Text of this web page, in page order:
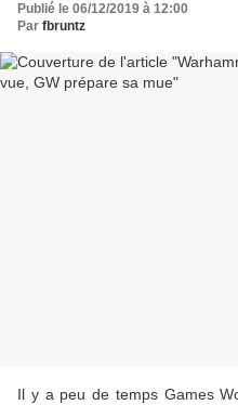
Publié le 06/12/2019 à 12:00
Par fbruntz
Il y a peu de temps Games